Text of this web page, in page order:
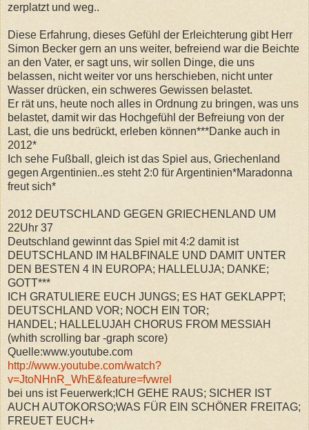
zerplatzt und weg..
Diese Erfahrung, dieses Gefühl der Erleichterung gibt Herr
Simon Becker gern an uns weiter, befreiend war die Beichte
an den Vater, er sagt uns, wir sollen Dinge, die uns
belassen, nicht weiter vor uns herschieben, nicht unter
Wasser drücken, ein schweres Gewissen belastet.
Er rät uns, heute noch alles in Ordnung zu bringen, was uns
belastet, damit wir das Hochgefühl der Befreiung von der
Last, die uns bedrückt, erleben können***Danke auch in
2012*
Ich sehe Fußball, gleich ist das Spiel aus, Griechenland
gegen Argentinien..es steht 2:0 für Argentinien*Maradonna
freut sich*
2012 DEUTSCHLAND GEGEN GRIECHENLAND UM
22Uhr 37
Deutschland gewinnt das Spiel mit 4:2 damit ist
DEUTSCHLAND IM HALBFINALE UND DAMIT UNTER
DEN BESTEN 4 IN EUROPA; HALLELUJA; DANKE;
GOTT***
ICH GRATULIERE EUCH JUNGS; ES HAT GEKLAPPT;
DEUTSCHLAND VOR; NOCH EIN TOR;
HANDEL; HALLELUJAH CHORUS FROM MESSIAH
(whith scrolling bar -graph score)
Quelle:www.youtube.com
http://www.youtube.com/watch?
v=JtoNHnR_WhE&feature=fvwrel
bei uns ist Feuerwerk;ICH GEHE RAUS; SICHER IST
AUCH AUTOKORSO;WAS FÜR EIN SCHÖNER FREITAG;
FREUET EUCH+